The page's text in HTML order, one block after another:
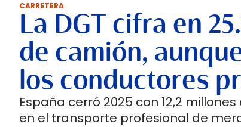
CARRETERA
La DGT cifra en
de camión,
los conductores
España cerró 2025 con 12,2
en el transporte profesional de